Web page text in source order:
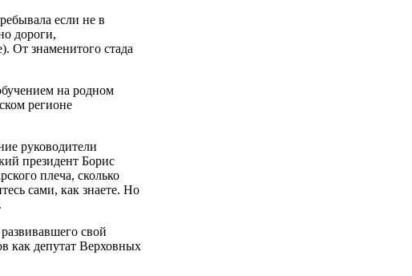
если не в
дороги,
От знаменитого стада
на родном
регионе
руководители
президент Борис
плеча, сколько
сами, как знаете. Но
свой
как депутат Верховных